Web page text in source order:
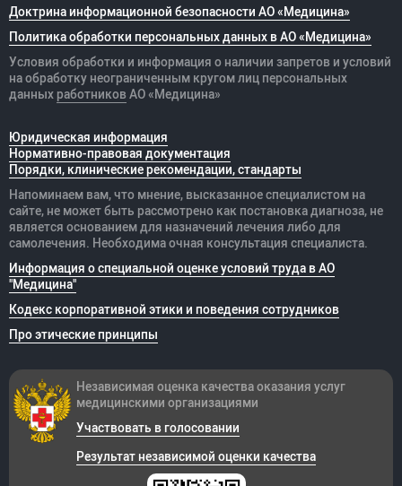
Доктрина информационной безопасности АО «Медицина»
Политика обработки персональных данных в АО «Медицина»
Условия обработки и информация о наличии запретов и условий
на обработку неограниченным кругом лиц персональных
данных работников АО «Медицина»
Юридическая информация
Нормативно-правовая документация
Порядки, клинические рекомендации, стандарты
Напоминаем вам, что мнение, высказанное специалистом на
сайте, не может быть рассмотрено как постановка диагноза, не
является основанием для назначений лечения либо для
самолечения. Необходима очная консультация специалиста.
Информация о специальной оценке условий труда в АО
"Медицина"
Кодекс корпоративной этики и поведения сотрудников
Про этические принципы
Независимая оценка качества оказания услуг
медицинскими организациями
Участвовать в голосовании
Результат независимой оценки качества